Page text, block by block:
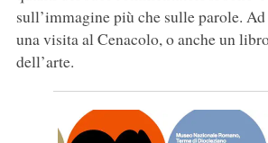
sull’immagine più che sulle parole.
una visita al Cenacolo, o anche un
dell’arte.